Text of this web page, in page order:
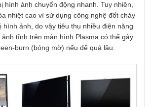
hình ảnh chuyển động nhanh. Tuy nhiên,
nhiệt cao vì sử dụng công nghệ đốt cháy
hình ảnh, do vậy tiêu thụ nhiều điện năng
tĩnh trên màn hình Plasma có thể gây
burn (bóng mờ) nếu để quá lâu.